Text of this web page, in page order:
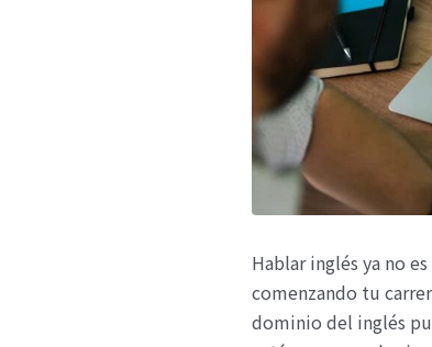
Hablar inglés ya no
comenzando tu
dominio del inglés